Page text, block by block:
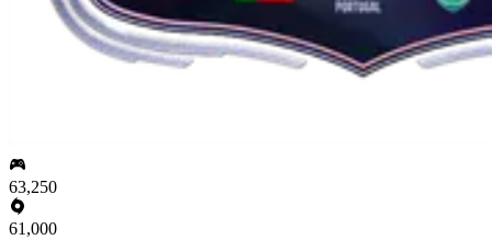
63,250
61,000